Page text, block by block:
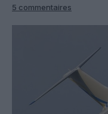
5 commentaires